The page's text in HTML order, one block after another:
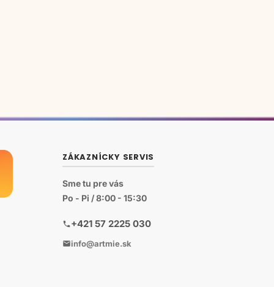
ZÁKAZNÍCKY SERVIS
Sme tu pre vás
Po - Pi / 8:00 - 15:30
+421 57 2225 030
info@artmie.sk